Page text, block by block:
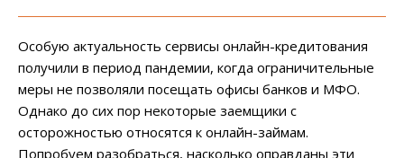
Особую актуальность сервисы онлайн-кредитования
получили в период пандемии, когда ограничительные
меры не позволяли посещать офисы банков и МФО.
Однако до сих пор некоторые заемщики с
осторожностью относятся к онлайн-займам.
Попробуем разобраться, насколько оправданы эти